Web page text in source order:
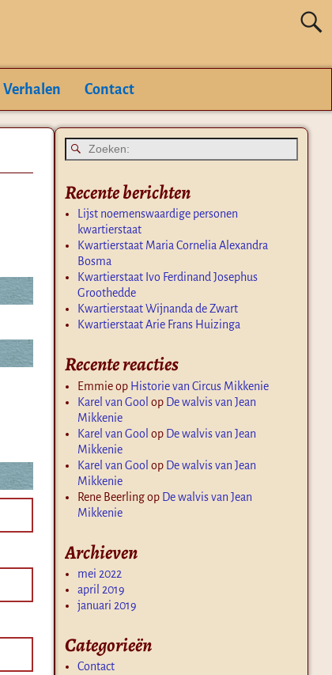
Verhalen Contact
Recente berichten
Lijst noemenswaardige personen
kwartierstaat
Kwartierstaat Maria Cornelia Alexandra
Bosma
Kwartierstaat Ivo Ferdinand Josephus
Groothedde
Kwartierstaat Wijnanda de Zwart
Kwartierstaat Arie Frans Huizinga
Recente reacties
Emmieop Historie van Circus Mikkenie
Karel van Gool op De walvis van Jean
Mikkenie
Karel van Gool op De walvis van Jean
Mikkenie
Karel van Gool op De walvis van Jean
Mikkenie
Rene Beerlingop De walvis van Jean
Mikkenie
Archieven
mei 2022
april 2019
januari 2019
Categorieën
Contact